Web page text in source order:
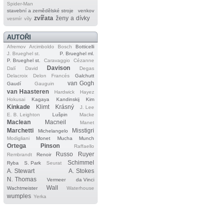
Spider‐Man
stavební a zemědělské stroje
venkov
vesmír víly zvířata ženy a dívky
AUTOŘI
Afremov Arcimboldo Bosch
Botticelli
J. Brueghel st.
P. Brueghel ml.
P. Brueghel st.
Caravaggio
Cézanne
Dalí
David Davison
Degas
Delacroix
Delon Francés
Galchutt
Gaudí
Gauguin
van Gogh
van Haasteren
Hardwick
Hayez
Hokusai
Kagaya Kandinskij Kim
Kinkade Klimt Krásný
J. Lee
E. B. Leighton
Lušpin Macke
Maclean Macneil Manet
Marchetti Michelangelo Misstigri
Modigliani Monet Mucha Munch
Ortega Pinson
Raffaello
Rembrandt
Renoir Russo Ruyer
Ryba S. Park Seurat
Schimmel
A. Stewart
A. Stokes
N. Thomas
Vermeer
da Vinci
Wachtmeister
Wall Waterhouse
wumples Yerka